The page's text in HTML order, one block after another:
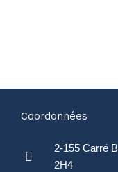
Coordonnées
2-155 Carré
2H4